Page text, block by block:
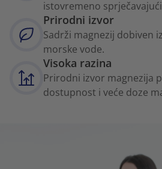
istovremeno
Prirodni izvor
Sadrži magnezij dobiven
morske vode.
Visoka razina
Prirodni izvor magnezija
dostupnost i veće doze